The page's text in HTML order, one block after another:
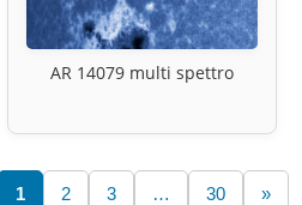
AR 14079 multi spettro
1 2 3 … 30 »